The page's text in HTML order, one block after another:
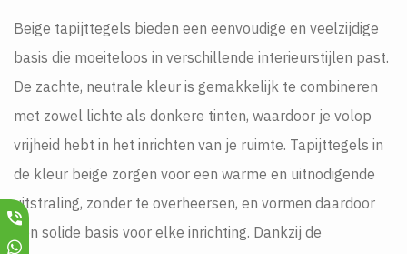
Beige tapijttegels bieden een eenvoudige en veelzijdige
basis die moeiteloos in verschillende interieurstijlen past.
De zachte, neutrale kleur is gemakkelijk te combineren
met zowel lichte als donkere tinten, waardoor je volop
vrijheid hebt in het inrichten van je ruimte. Tapijttegels in
de kleur beige zorgen voor een warme en uitnodigende
uitstraling, zonder te overheersen, en vormen daardoor
een solide basis voor elke inrichting. Dankzij de